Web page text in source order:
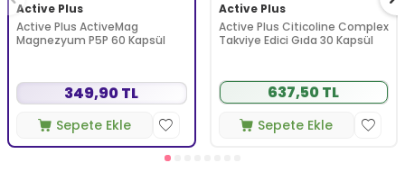
Active Plus
Active Plus ActiveMag
Magnezyum P5P 60 Kapsül
349,90 TL
Sepete Ekle
Active Plus
Active Plus Citicoline Complex
Takviye Edici Gıda 30 Kapsül
637,50 TL
Sepete Ekle